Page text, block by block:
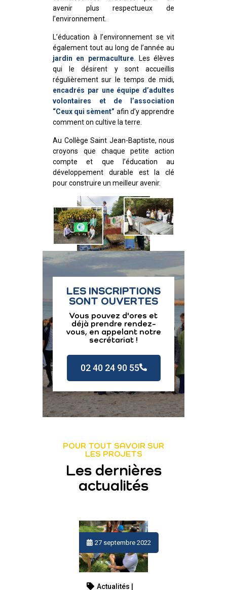
avenir plus respectueux de
l’environnement.
L’éducation à l’environnement se vit
également tout au long de l’année au
jardin en permaculture. Les élèves
qui le désirent y sont accueillis
régulièrement sur le temps de midi,
encadrés par une équipe d’adultes
volontaires et de l’association
“Ceux qui sèment” afin d’y apprendre
comment on cultive la terre.
Au Collège Saint Jean-Baptiste, nous
croyons que chaque petite action
compte et que l’éducation au
développement durable est la clé
pour construire un meilleur avenir.
LES INSCRIPTIONS
SONT OUVERTES
Vous pouvez d'ores et
déjà prendre rendez-
vous, en appelant notre
secrétariat !
02 40 24 90 55
POUR TOUT SAVOIR SUR
LES PROJETS
Les dernières
actualités
16 juin 2026
Actualités |
4 mai 2026
31 mars 2026
24 mars 2026
9 octobre 2024
7 avril 2023
27 mars 2023
8 octobre 2022
5 octobre 2022
27 septembre 2022